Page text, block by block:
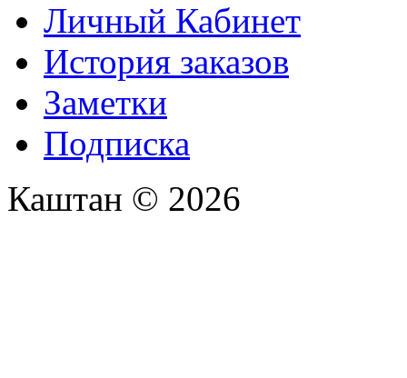
Личный Кабинет
История заказов
Заметки
Подписка
Каштан © 2026